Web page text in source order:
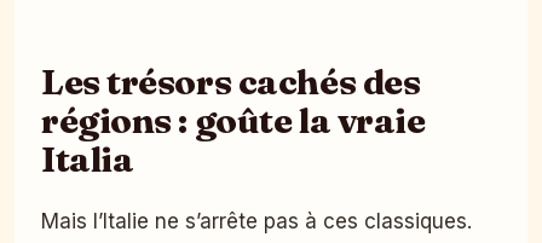
Les trésors cachés des
régions : goûte la vraie
Italia
Mais l’Italie ne s’arrête pas à ces classiques.